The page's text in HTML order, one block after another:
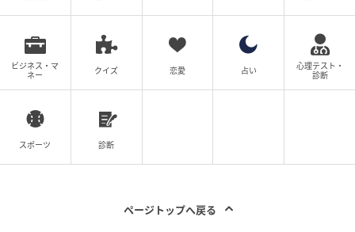
ビジネス・マ
ネー
クイズ 恋愛 占い
心理テスト・
診断
スポーツ 診断
ページトップへ戻る